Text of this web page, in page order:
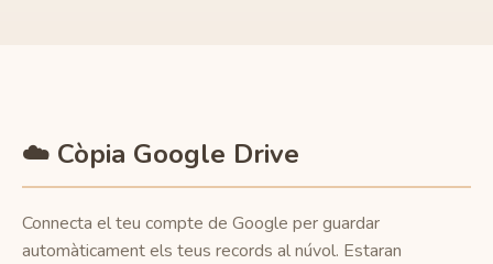
☁️ Còpia Google Drive
Connecta el teu compte de Google per guardar
automàticament els teus records al núvol. Estaran